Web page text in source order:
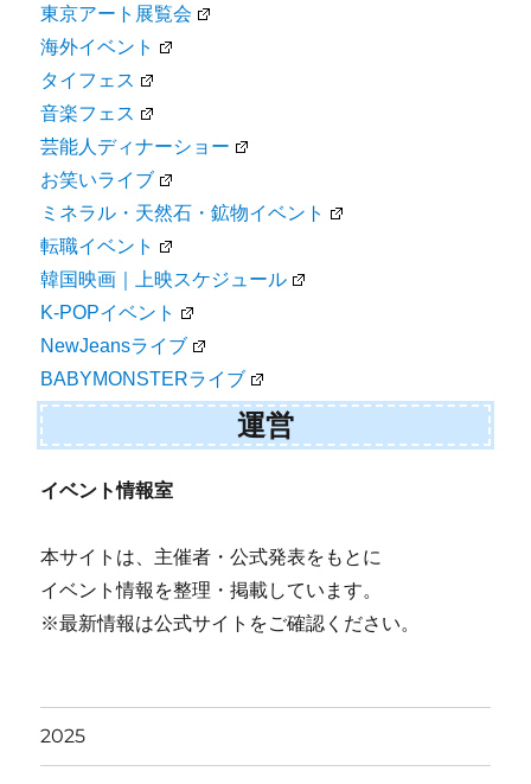
東京アート展覧会
海外イベント
タイフェス
音楽フェス
芸能人ディナーショー
お笑いライブ
ミネラル・天然石・鉱物イベント
転職イベント
韓国映画｜上映スケジュール
K-POPイベント
NewJeansライブ
BABYMONSTERライブ
運営
イベント情報室
本サイトは、主催者・公式発表をもとに
イベント情報を整理・掲載しています。
※最新情報は公式サイトをご確認ください。
2025